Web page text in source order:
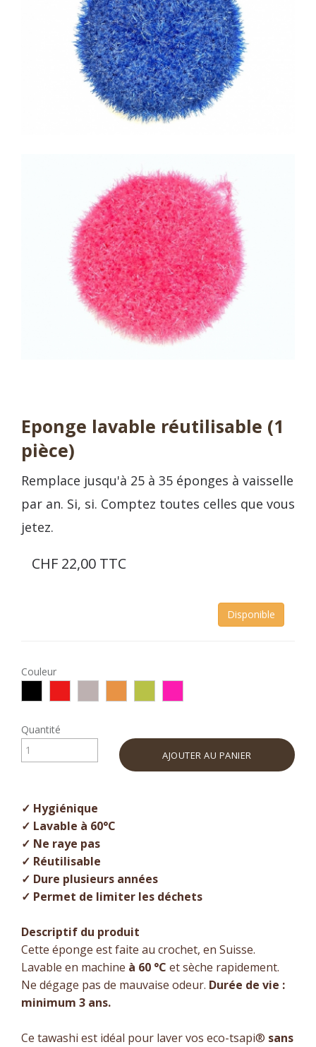
Eponge lavable réutilisable (1
pièce)
Remplace jusqu'à 25 à 35 éponges à vaisselle
par an. Si, si. Comptez toutes celles que vous
jetez.
CHF 22,00 TTC
Disponible
Couleur
Quantité
AJOUTER AU PANIER
✓ Hygiénique
✓ Lavable à 60°C
✓ Ne raye pas
✓ Réutilisable
✓ Dure plusieurs années
✓ Permet de limiter les déchets
Descriptif du produit
Cette éponge est faite au crochet, en Suisse.
Lavable en machine à 60 °C et sèche rapidement.
Ne dégage pas de mauvaise odeur. Durée de vie :
minimum 3 ans.
Ce tawashi est idéal pour laver vos eco-tsapi® sans